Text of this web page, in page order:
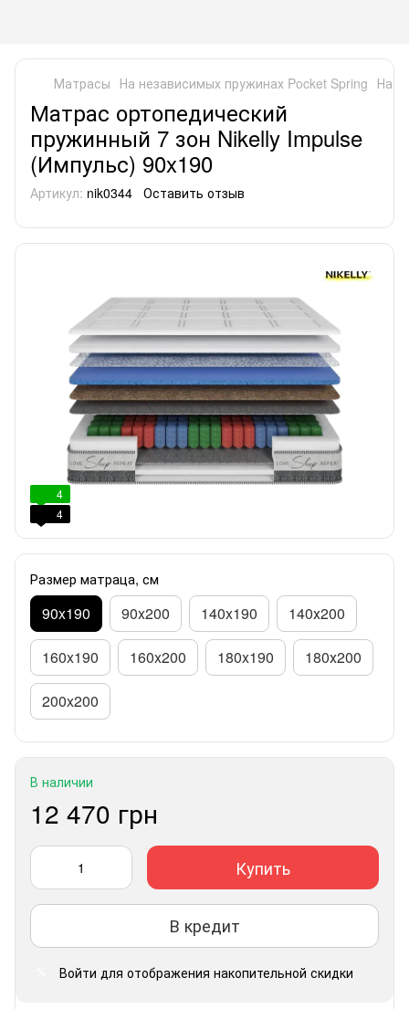
Матрасы На независимых пружинах Pocket Spring На
Матрас ортопедический
пружинный 7 зон Nikelly Impulse
(Импульс) 90x190
Артикул: nik0344 Оставить отзыв
4
4
Размер матраца, см
90x190 90x200 140x190 140х200
160x190 160x200 180x190 180х200
200x200
В наличии
12 470 грн
Купить
В кредит
Войти для отображения накопительной скидки